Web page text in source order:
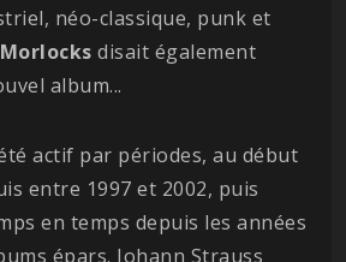
néo-classique, punk et
Morlocks disait également
album...
actif par périodes, au début
entre 1997 et 2002, puis
en temps depuis les années
épars. Johann Strauss